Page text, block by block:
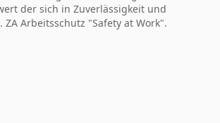
der sich in Zuverlässigkeit und
Arbeitsschutz "Safety at Work".